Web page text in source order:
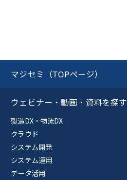
マジセミ（TOPページ）
ウェビナー・動画・資料を探す
製造DX・物流DX
クラウド
システム開発
システム運用
データ活用